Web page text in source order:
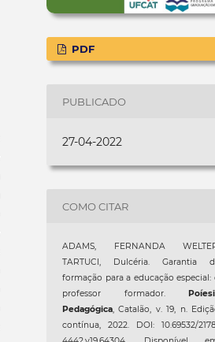
PDF
PUBLICADO
27-04-2022
COMO CITAR
ADAMS, FERNANDA
TARTUCI, Dulcéria. Garantia
formação para a educação especial:
professor formador.
Pedagógica, Catalão, v. 19, n.
contínua, 2022. DOI: 10.69532/